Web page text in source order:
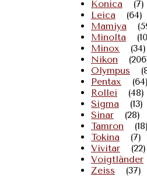
Konica
(7)
Leica
(64)
Mamiya
Minolta
Minox
(34)
Nikon
Olympus
Pentax
Rollei
(48)
Sigma
(13)
Sinar
(28)
Tamron
Tokina
(7)
Vivitar
(22)
Voigtländer
Zeiss
(37)